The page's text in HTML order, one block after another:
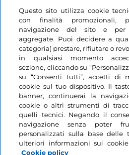
Questo sito utilizza cookie
con finalità promozionali,
navigazione del sito e per
aggregate. Puoi decidere a
categoria) prestare, rifiutare o
in qualsiasi momento
sezione, cliccando su
su “Consenti tutti”, accetti di
cookie sul tuo dispositivo. Il
banner, continuerai la
cookie o altri strumenti di
quelli tecnici. Negando il
navigazione senza poter
personalizzati sulla base delle
ulteriori informazioni sui
Cookie policy